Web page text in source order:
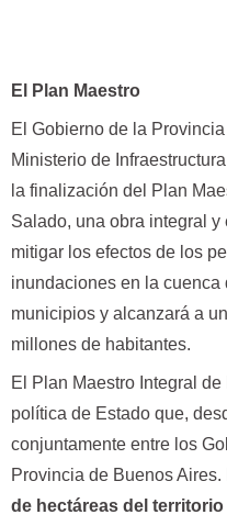
El Plan Maestro
El Gobierno de la
Ministerio de
la finalización del Plan
Salado, una obra integral
mitigar los efectos de los
inundaciones en la
municipios y alcanzará a
millones de habitantes.
El Plan Maestro Integral
política de Estado que,
conjuntamente entre los
Provincia de Buenos Aires.
de hectáreas del